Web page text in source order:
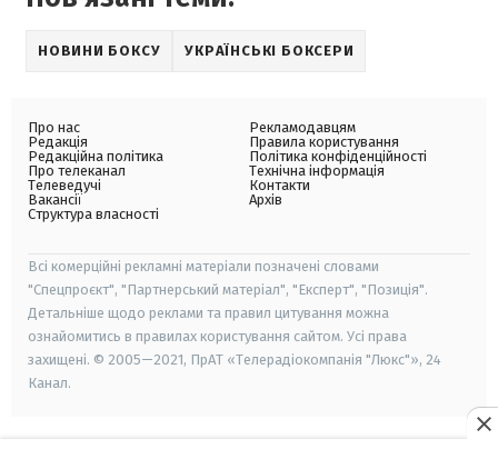
НОВИНИ БОКСУ УКРАЇНСЬКІ БОКСЕРИ
Про нас
Редакція
Редакційна політика
Про телеканал
Телеведучі
Вакансії
Структура власності
Рекламодавцям
Правила користування
Політика конфіденційності
Технічна інформація
Контакти
Архів
Всі комерційні рекламні матеріали позначені словами
"Спецпроєкт", "Партнерський матеріал", "Експерт", "Позиція".
Детальніше щодо реклами та правил цитування можна
ознайомитись в правилах користування сайтом. Усі права
захищені. © 2005—2021, ПрАТ «Телерадіокомпанія "Люкс"», 24
Канал.